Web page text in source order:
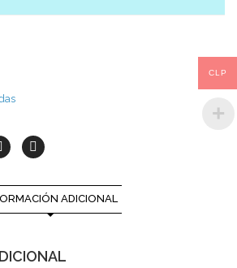
ADICIONAL
CLP